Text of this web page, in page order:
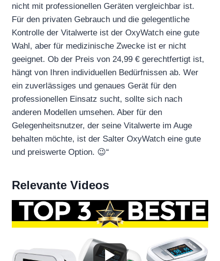
nicht mit professionellen Geräten vergleichbar ist.
Für den privaten Gebrauch und die gelegentliche
Kontrolle der Vitalwerte ist der OxyWatch eine gute
Wahl, aber für medizinische Zwecke ist er nicht
geeignet. Ob der Preis von 24,99 € gerechtfertigt ist,
hängt von Ihren individuellen Bedürfnissen ab. Wer
ein zuverlässiges und genaues Gerät für den
professionellen Einsatz sucht, sollte sich nach
anderen Modellen umsehen. Aber für den
Gelegenheitsnutzer, der seine Vitalwerte im Auge
behalten möchte, ist der Salter OxyWatch eine gute
und preiswerte Option. 😉“
Relevante Videos